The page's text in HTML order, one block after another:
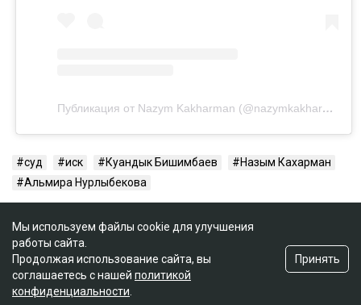
Публикация от Nazym Kakharman (@nazymkakharman)
суд иск Куандык Бишимбаев
Назым Кахарман
Альмира Нурлыбекова
Мы используем файлы cookie для улучшения
работы сайта.
Продолжая использование сайта, вы
соглашаетесь с нашей политикой
конфиденциальности
Принять